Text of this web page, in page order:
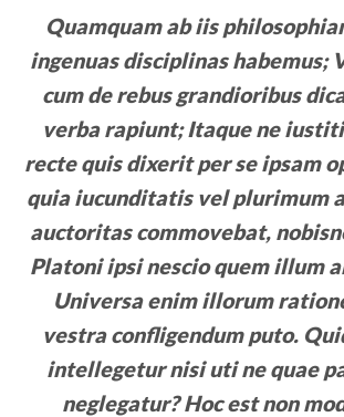
Quamquam ab iis
ingenuas disciplinas habemus;
cum de rebus grandioribus
verba rapiunt; Itaque ne
recte quis dixerit per se ipsam
quia iucunditatis vel plurimum
auctoritas commovebat,
Platoni ipsi nescio quem illum
Universa enim illorum
vestra confligendum puto.
intellegetur nisi uti ne quae
neglegatur? Hoc est non